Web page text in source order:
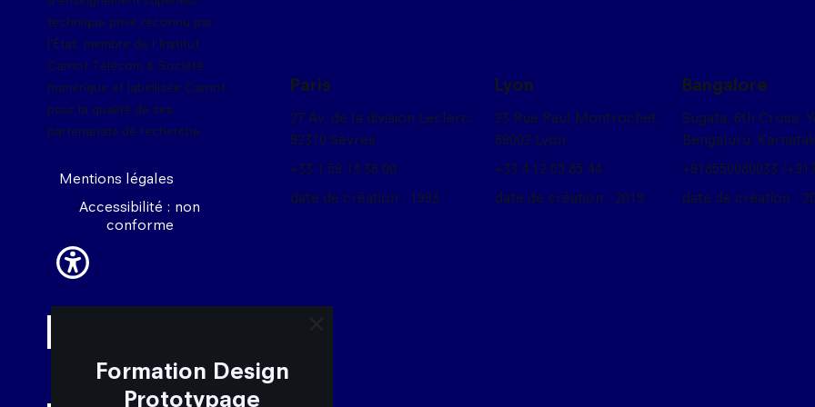
Formation Design
Prototypage
technique privé reconnu par
l'État, membre de l'Institut
Carnot Télécom & Société
numérique et labellisée Carnot
pour la qualité de ses
partenariats de recherche.
Mentions légales
Accessibilité : non
conforme
Paris
27 Av, de la division Leclerc,
92310 Sèvres
+33 1 59 13 36 00
date de création : 1993
Lyon
23 Rue Paul Montrochet,
69002 Lyon
+33 4 12 05 85 44
date de création : 2019
Bangalore
Sugata, 6th Cross,
Bengaluru,
+918550080033 /
date de création :